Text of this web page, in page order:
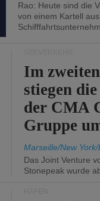
Rao: Heute sind die
von einem Kartell
Im
stiegen
der CMA
Gruppe
Marseille/New
Das Joint Venture
Stonepeak wurde